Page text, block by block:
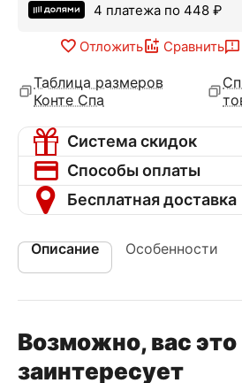
4 платежа по 448 ₽
Отложить Сравнить
Таблица размеров
Конте Спа
Система скидок
Способы оплаты
Бесплатная доставка
Описание Особенности
Возможно, вас это
заинтересует